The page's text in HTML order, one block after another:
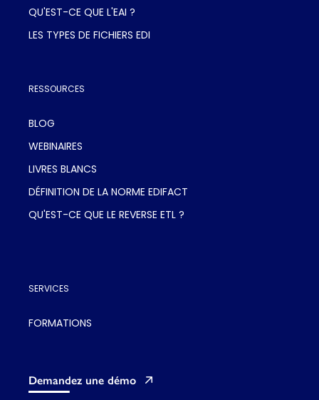
QU'EST-CE QUE L'EAI ?
LES TYPES DE FICHIERS EDI
RESSOURCES
BLOG
WEBINAIRES
LIVRES BLANCS
DÉFINITION DE LA NORME EDIFACT
QU'EST-CE QUE LE REVERSE ETL ?
SERVICES
FORMATIONS
Demandez une démo